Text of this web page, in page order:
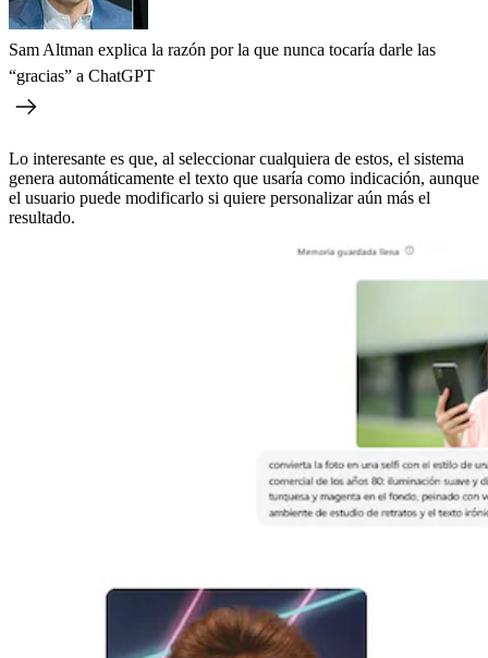
Sam Altman explica la razón por la que nunca tocaría darle las
“gracias” a ChatGPT
Lo interesante es que, al seleccionar cualquiera de estos, el sistema
genera automáticamente el texto que usaría como indicación, aunque
el usuario puede modificarlo si quiere personalizar aún más el
resultado.